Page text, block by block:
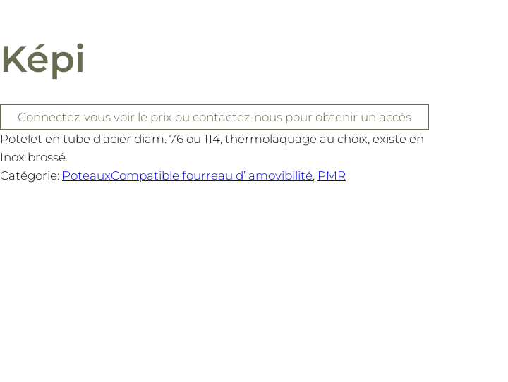
Képi
Connectez-vous voir le prix ou contactez-nous pour obtenir un accès
Potelet en tube d’acier diam. 76 ou 114, thermolaquage au choix, existe en
Inox brossé.
Catégorie: PoteauxCompatible fourreau d’ amovibilité, PMR